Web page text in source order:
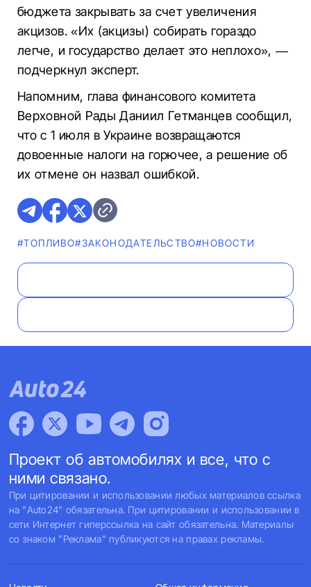
бюджета закрывать за счет увеличения
акцизов. «Их (акцизы) собирать гораздо
легче, и государство делает это неплохо», —
подчеркнул эксперт.
Напомним, глава финансового комитета
Верховной Рады Даниил Гетманцев сообщил,
что с 1 июля в Украине возвращаются
довоенные налоги на горючее, а решение об
их отмене он назвал ошибкой.
#ТОПЛИВО#ЗАКОНОДАТЕЛЬСТВО#НОВОСТИ
Проект об автомобилях и все, что с
ними связано.
При цитировании и использовании любых материалов ссылка
на "Auto24" обязательна. При цитировании и использовании в
сети Интернет гиперссылка на сайт обязательна. Материалы
со знаком "Реклама" публикуются на правах рекламы.